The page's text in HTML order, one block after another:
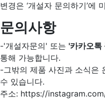
변경은 ‘개설자 문의하기’에
문의사항
-'개설자문의' 또는 '카카오
통해 가능합니다.
-그밖의 제품 사진과 소식은
수 있습니다.
주소: https://